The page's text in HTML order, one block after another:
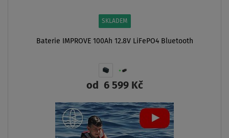
SKLADEM
Baterie IMPROVE 100Ah 12.8V LiFePO4 Bluetooth
od 6 599 Kč
ZOBRAZIT